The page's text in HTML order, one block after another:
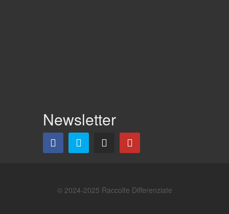
Newsletter
© 2024-2025 Raccolte Differenziate